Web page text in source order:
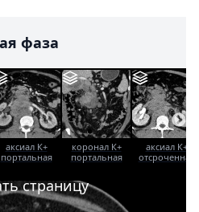
фаза
аксиал К+
портальная
коронал К+
портальная
аксиал К+
отсроченная
страницу